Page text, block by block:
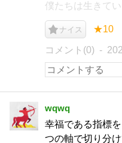
僕たちは生きて
ナイス ★10
コメント(0)
wqwq
幸福である指標
つの軸で切り分